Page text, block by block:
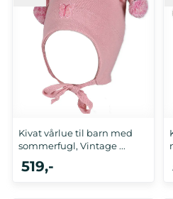
Kivat vårlue til barn med
sommerfugl, Vintage ...
519,-